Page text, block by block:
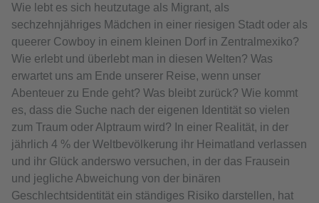
Wie lebt es sich heutzutage als Migrant, als
sechzehnjähriges Mädchen in einer riesigen Stadt oder als
queerer Cowboy in einem kleinen Dorf in Zentralmexiko?
Wie erlebt und überlebt man in diesen Welten? Was
erwartet uns am Ende unserer Reise, wenn unser
Abenteuer zu Ende geht? Was bleibt zurück? Wie kommt
es, dass die Suche nach der eigenen Identität so vielen
zum Traum oder Alptraum wird? In einer Realität, in der
jährlich 4 % der Weltbevölkerung ihr Heimatland verlassen
und ihr Glück anderswo versuchen, in der das Frausein
und jegliche Abweichung von der binären
Geschlechtsidentität ein ständiges Risiko darstellen, hat